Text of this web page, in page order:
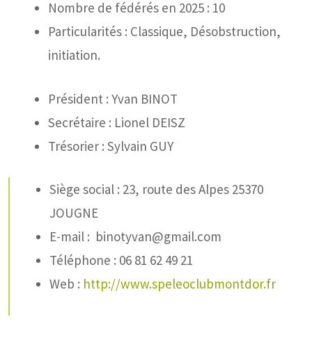
Nombre de fédérés en 2025 : 10
Particularités : Classique, Désobstruction,
initiation.
Président : Yvan BINOT
Secrétaire : Lionel DEISZ
Trésorier : Sylvain GUY
Siège social : 23, route des Alpes 25370
JOUGNE
E-mail : binotyvan@gmail.com
Téléphone : 06 81 62 49 21
Web : http://www.speleoclubmontdor.fr